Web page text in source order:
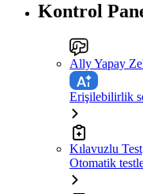
Kontrol
Ally Yapay
Erişilebilirlik
Kılavuzlu Test
Otomatik